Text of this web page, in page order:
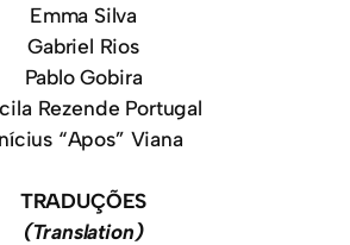
Emma Silva
Gabriel Rios
Pablo Gobira
Rezende Portugal
“Apos” Viana
TRADUÇÕES
(Translation)